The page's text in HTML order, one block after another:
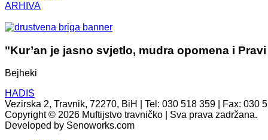
ARHIVA
"Kur’an je jasno svjetlo, mudra opomena i
Bejheki
HADIS
Vezirska 2, Travnik, 72270, BiH | Tel: 030 518 359 | Fax: 030
Copyright © 2026 Muftijstvo travničko | Sva prava zadržana.
Developed by Senoworks.com